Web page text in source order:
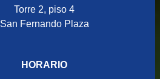
Torre 2, piso 4
San Fernando Plaza
HORARIO